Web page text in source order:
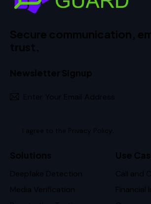
Secure communication,
trust.
Newsletter Signup
I agree to the Privacy Policy
Solutions
Deepfake Detection
Media Verification
Use
Call and
Financial